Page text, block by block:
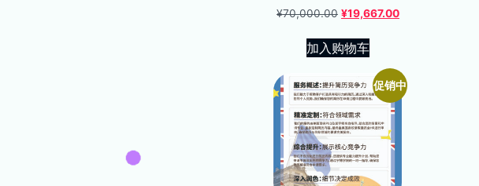
¥70,000.00 ¥19,667.00
加入购物车
促销中